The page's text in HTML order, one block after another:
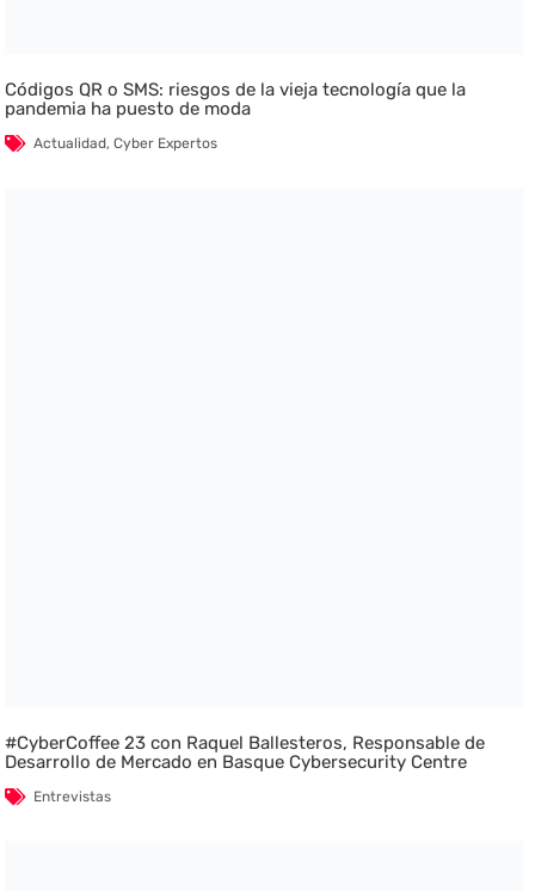
Códigos QR o SMS: riesgos de la vieja tecnología que la
pandemia ha puesto de moda
Actualidad,Cyber Expertos
#CyberCoffee 23 con Raquel Ballesteros, Responsable de
Desarrollo de Mercado en Basque Cybersecurity Centre
Entrevistas